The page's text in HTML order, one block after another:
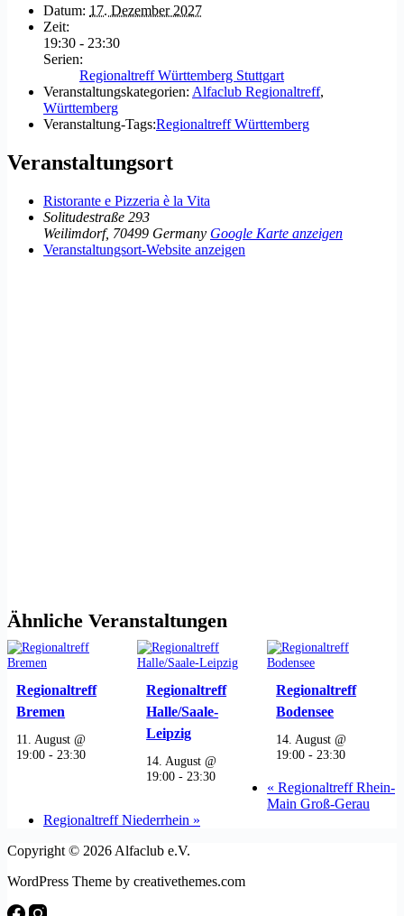
Datum: 17. Dezember 2027
Zeit:
19:30 - 23:30
Serien:
Regionaltreff Württemberg Stuttgart
Veranstaltungskategorien: Alfaclub Regionaltreff,
Württemberg
Veranstaltung-Tags:Regionaltreff Württemberg
Veranstaltungsort
Ristorante e Pizzeria è la Vita
Solitudestraße 293
Weilimdorf, 70499 Germany Google Karte anzeigen
Veranstaltungsort-Website anzeigen
Ähnliche Veranstaltungen
Regionaltreff
Bremen
11. August @
19:00 -23:30
Regionaltreff
Halle/Saale-
Leipzig
14. August @
19:00 -23:30
Regionaltreff
Bodensee
14. August @
19:00 -23:30
« Regionaltreff Rhein-
Main Groß-Gerau
Regionaltreff Niederrhein »
Copyright © 2026 Alfaclub e.V.
WordPress Theme by creativethemes.com